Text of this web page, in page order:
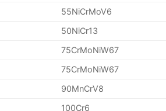
55NiCrMoV6
50NiCr13
75CrMoNiW67
75CrMoNiW67
90MnCrV8
100Cr6